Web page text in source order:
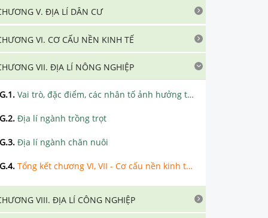
V. ĐỊA LÍ DÂN CƯ
VI. CƠ CẤU NỀN KINH TẾ
VII. ĐỊA LÍ NÔNG NGHIỆP
G.1. Vai trò, đặc điểm, các nhân tố ảnh hưởng tới phát triển và phân bố nông nghiệp. Một số hình thức tổ chức lãnh thổ nông nghiệp
G.2. Địa lí ngành trồng trọt
G.3. Địa lí ngành chăn nuôi
G.4. Tổng kết chương VI, VII - Cơ cấu nền kinh tế. Địa lí nông nghiệp.
VIII. ĐỊA LÍ CÔNG NGHIỆP